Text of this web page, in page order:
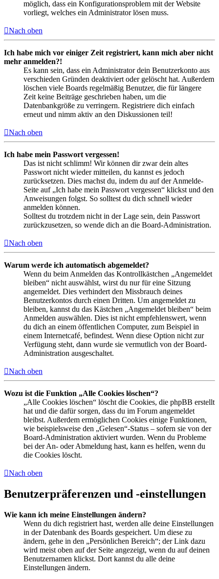
möglich, dass ein Konfigurationsproblem mit der Website
vorliegt, welches ein Administrator lösen muss.
Nach oben
Ich habe mich vor einiger Zeit registriert, kann mich aber nicht
mehr anmelden?!
Es kann sein, dass ein Administrator dein Benutzerkonto aus
verschieden Gründen deaktiviert oder gelöscht hat. Außerdem
löschen viele Boards regelmäßig Benutzer, die für längere
Zeit keine Beiträge geschrieben haben, um die
Datenbankgröße zu verringern. Registriere dich einfach
erneut und nimm aktiv an den Diskussionen teil!
Nach oben
Ich habe mein Passwort vergessen!
Das ist nicht schlimm! Wir können dir zwar dein altes
Passwort nicht wieder mitteilen, du kannst es jedoch
zurücksetzen. Dies machst du, indem du auf der Anmelde-
Seite auf „Ich habe mein Passwort vergessen“ klickst und den
Anweisungen folgst. So solltest du dich schnell wieder
anmelden können.
Solltest du trotzdem nicht in der Lage sein, dein Passwort
zurückzusetzen, so wende dich an die Board-Administration.
Nach oben
Warum werde ich automatisch abgemeldet?
Wenn du beim Anmelden das Kontrollkästchen „Angemeldet
bleiben“ nicht auswählst, wirst du nur für eine Sitzung
angemeldet. Dies verhindert den Missbrauch deines
Benutzerkontos durch einen Dritten. Um angemeldet zu
bleiben, kannst du das Kästchen „Angemeldet bleiben“ beim
Anmelden auswählen. Dies ist nicht empfehlenswert, wenn
du dich an einem öffentlichen Computer, zum Beispiel in
einem Internetcafé, befindest. Wenn diese Option nicht zur
Verfügung steht, dann wurde sie vermutlich von der Board-
Administration ausgeschaltet.
Nach oben
Wozu ist die Funktion „Alle Cookies löschen“?
„Alle Cookies löschen“ löscht die Cookies, die phpBB erstellt
hat und die dafür sorgen, dass du im Forum angemeldet
bleibst. Außerdem ermöglichen Cookies einige Funktionen,
wie beispielsweise den „Gelesen“-Status – sofern sie von der
Board-Administration aktiviert wurden. Wenn du Probleme
bei der An- oder Abmeldung hast, kann es helfen, wenn du
die Cookies löscht.
Nach oben
Benutzerpräferenzen und -einstellungen
Wie kann ich meine Einstellungen ändern?
Wenn du dich registriert hast, werden alle deine Einstellungen
in der Datenbank des Boards gespeichert. Um diese zu
ändern, gehe in den „Persönlichen Bereich“; der Link dazu
wird meist oben auf der Seite angezeigt, wenn du auf deinen
Benutzernamen klickst. Dort kannst du alle deine
Einstellungen ändern.